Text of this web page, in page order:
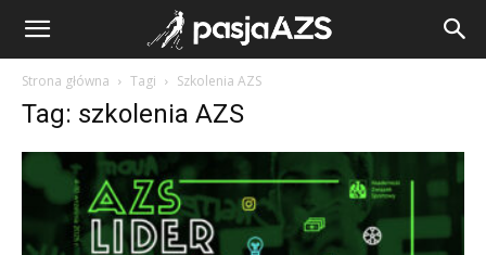
Strona główna Tagi Szkolenia AZS
Tag: szkolenia AZS